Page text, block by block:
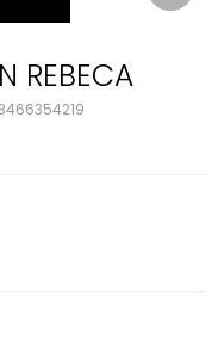
REBECA